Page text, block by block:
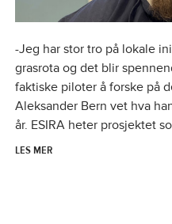
-Jeg har stor tro på lokale
grasrota og det blir
faktiske piloter å forske på
Aleksander Bern vet hva
år. ESIRA heter prosjektet
LES MER